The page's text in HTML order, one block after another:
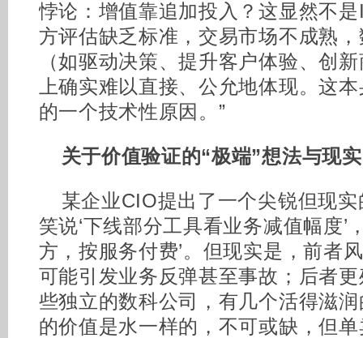
悖论：增值靠追加投入？这显然不
方评估缺乏标准，交易市场不成熟
（如驱动决策、提升客户体验、创
上确实难以直接、公允地体现。这
的一个技术性原因。”
关于价值验证的“极端”想法与现
某企业CIO提出了一个尖锐但现
笑说‘下线部分工具看业务减值幅度’
方，按服务付费’。但现实是，前者
可能引发业务反弹甚至事故；后者
些独立的数科公司，有几个活得滋
的价值是水一样的，不可或缺，但单